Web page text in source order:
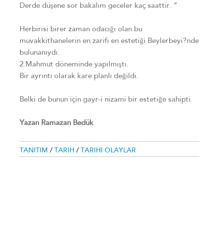
Derde düşene sor bakalım geceler kaç saattir. ”
Herbirisi birer zaman odacığı olan bu
muvakkithanelerin en zarifi en estetiği Beylerbeyi?nde
bulunanıydı.
2.Mahmut döneminde yapılmıştı.
Bir ayrıntı olarak kare planlı değildi.
Belki de bunun için gayr-i nizami bir estetiğe sahipti.
Yazan Ramazan Bedük
TANITIM / TARIH / TARIHI OLAYLAR